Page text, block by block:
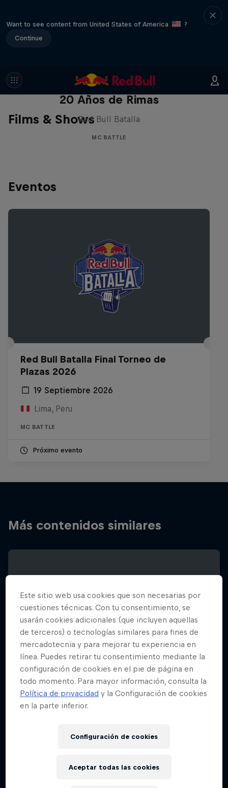
Want to see content from United States of America
?
Continue
Films & Shows
Red Bull Batalla Nueva Historia:
20 Años de Rimas
Red Bull Batalla
MC BATTLE
Eventos
Red Bull Batalla Final Torneo de
Plazas 2026
19 Septiembre 2026
Lima, Peru
MC BATTLE
Próximo evento
Más contenidos similares
Red Bull Batalla Final Torneo de Plazas
Este sitio web usa cookies que son necesarias por
cuestiones técnicas. Con tu consentimiento, se
usarán cookies adicionales (que incluyen aquellas
de terceros) o tecnologías similares para fines de
mercadotecnia y para mejorar tu experiencia en
línea. Puedes retirar tu consentimiento mediante la
configuración de cookies en el pie de página en
todo momento. Para mayor información, consulta la
Política de privacidad y la Configuración de cookies
en la parte inferior.
Configuración de cookies
Aceptar todas las cookies